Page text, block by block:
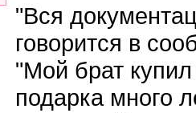
"Вся
говорится в
"Мой брат
подарка много